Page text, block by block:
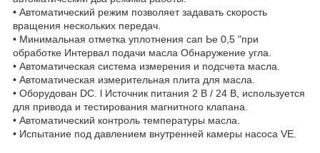
• Автоматический режим позволяет задавать скорость
вращения нескольких передач.
• Минимальная отметка уплотнения сап Ье 0,5 "при
обработке Интервал подачи масла Обнаружение угла.
• Автоматическая система измерения и подсчета масла.
• Автоматическая измерительная плита для масла.
• Оборудован DC. l Источник питания 2 В / 24 В, используется
для привода и тестирования магнитного клапана.
• Автоматический контроль температуры масла.
• Испытание под давлением внутренней камеры насоса VE.